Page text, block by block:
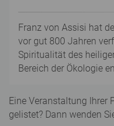
Franz von Assisi hat
vor gut 800 Jahren
Spiritualität des
Bereich der Ökologie
Eine Veranstaltung Ihrer
gelistet? Dann wenden